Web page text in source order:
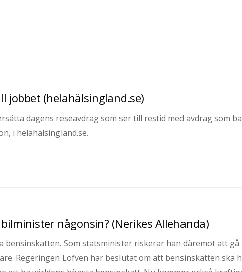
jobbet (helahälsingland.se)
dagens reseavdrag som ser till restid med avdrag som
i helahälsingland.se.
någonsin? (Nerikes Allehanda)
bensinskatten. Som statsminister riskerar han däremot att gå
Regeringen Löfven har beslutat om att bensinskatten ska